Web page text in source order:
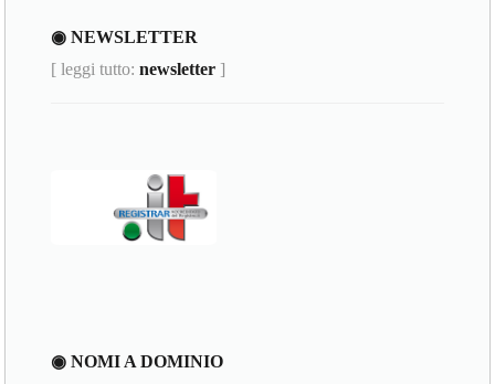
◉ NEWSLETTER
[ leggi tutto:newsletter ]
◉ NOMI A DOMINIO